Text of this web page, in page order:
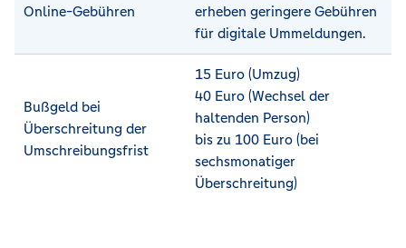
Online-Gebühren
erheben geringere Gebühren
für digitale Ummeldungen.
Bußgeld bei
Überschreitung der
Umschreibungsfrist
15 Euro (Umzug)
40 Euro (Wechsel der
haltenden Person)
bis zu 100 Euro (bei
sechsmonatiger
Überschreitung)